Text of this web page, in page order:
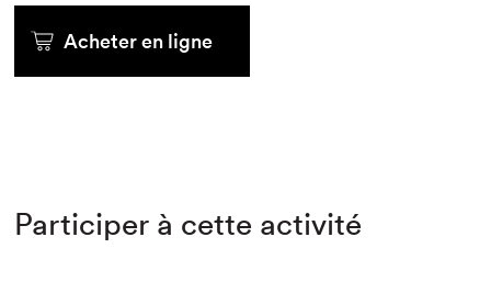
Acheter en ligne
Participer à cette activité